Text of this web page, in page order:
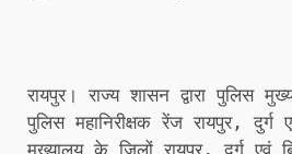
रायपुर। राज्य शासन द्वारा पुलिस
पुलिस महानिरीक्षक रेंज रायपुर, दुर्ग
मुख्यालय के जिलों रायपुर, दुर्ग एवं